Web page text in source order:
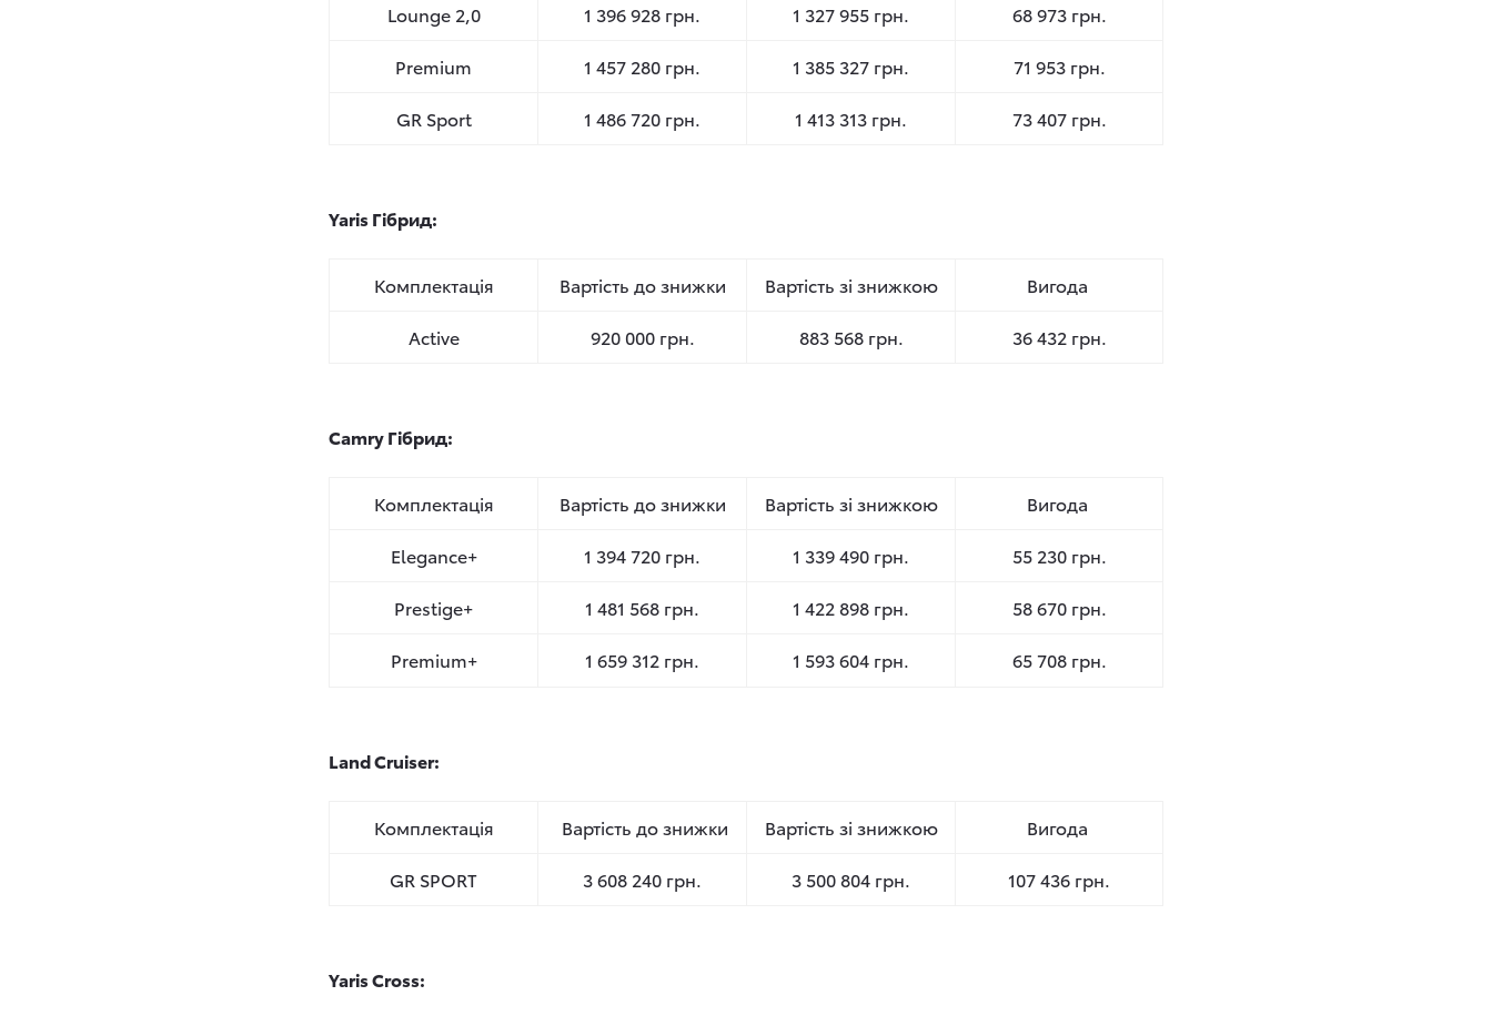
Lounge 2,0 1 396 928 грн. 1 327 955 грн. 68 973 грн.
Premium 1 457 280 грн. 1 385 327 грн. 71 953 грн.
GR Sport 1 486 720 грн. 1 413 313 грн. 73 407 грн.
Yaris Гібрид:
Комплектація Вартість до знижки Вартість зі знижкою Вигода
Active 920 000 грн. 883 568 грн. 36 432 грн.
CamryГібрид:
Комплектація Вартість до знижки Вартість зі знижкою Вигода
Elegance+ 1 394 720 грн. 1 339 490 грн. 55 230 грн.
Prestige+ 1 481 568 грн. 1 422 898 грн. 58 670 грн.
Premium+ 1 659 312 грн. 1 593 604 грн. 65 708 грн.
Land Cruiser:
Комплектація Вартість до знижки Вартість зі знижкою Вигода
GR SPORT 3 608 240 грн. 3 500 804 грн. 107 436 грн.
Yaris Cross: